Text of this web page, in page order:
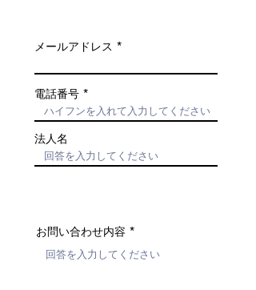
メールアドレス
電話番号
法人名
お問い合わせ内容